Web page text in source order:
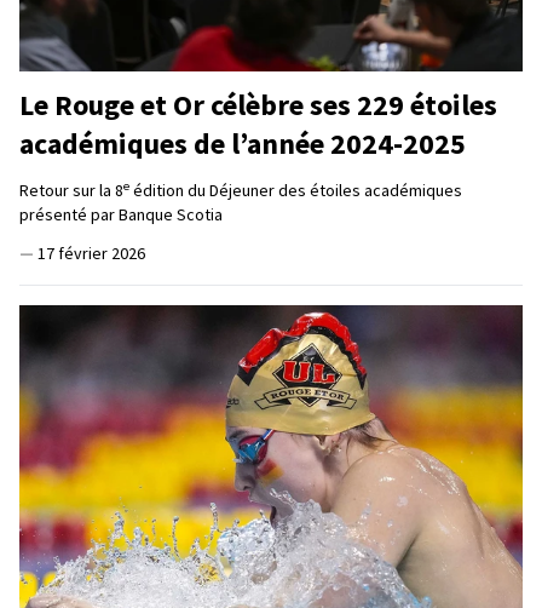
Le Rouge et Or célèbre ses 229 étoiles
académiques de l’année 2024-2025
Retour sur la 8e édition du Déjeuner des étoiles académiques
présenté par Banque Scotia
— 17 février 2026